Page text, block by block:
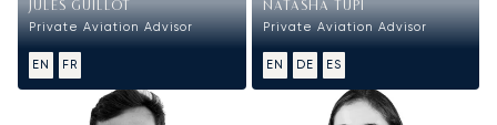
JULES GUILLOT
Private Aviation Advisor
EN FR
NATASHA TUPI
Private Aviation Advisor
EN DE ES